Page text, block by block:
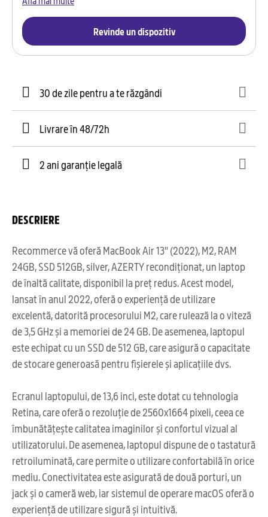
Revinde un dispozitiv
30 de zile pentru a te răzgândi
Livrare în 48/72h
2 ani garanție legală
DESCRIERE
Recommerce vă oferă MacBook Air 13" (2022), M2, RAM
24GB, SSD 512GB, silver, AZERTY recondiționat, un laptop
de înaltă calitate, disponibil la preț redus. Acest model,
lansat în anul 2022, oferă o experiență de utilizare
excelentă, datorită procesorului M2, care rulează la o viteză
de 3,5 GHz și a memoriei de 24 GB. De asemenea, laptopul
este echipat cu un SSD de 512 GB, care asigură o capacitate
de stocare generoasă pentru fișierele și aplicațiile dvs.
Ecranul laptopului, de 13,6 inci, este dotat cu tehnologia
Retina, care oferă o rezoluție de 2560x1664 pixeli, ceea ce
îmbunătățește calitatea imaginilor și confortul vizual al
utilizatorului. De asemenea, laptopul dispune de o tastatură
retroiluminată, care permite o utilizare confortabilă în orice
mediu. Conectivitatea este asigurată de două porturi, un
jack și o cameră web, iar sistemul de operare macOS oferă o
experiență de utilizare sigură și intuitivă.